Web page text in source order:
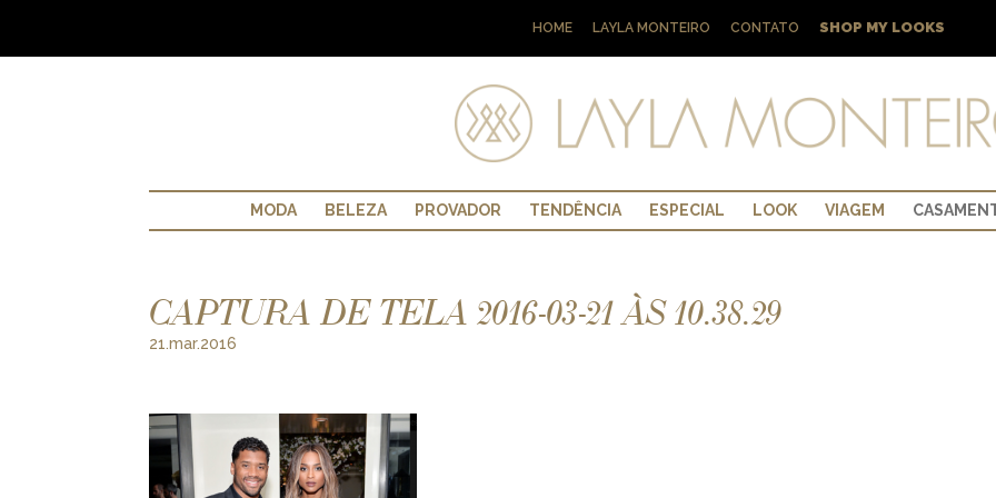
HOME LAYLA MONTEIRO CONTATO SHOP MY LOOKS
MODA BELEZA PROVADOR TENDÊNCIA ESPECIAL LOOK VIAGEM
CAPTURA DE TELA 2016-03-21 ÀS 10.38.29
21.mar.2016